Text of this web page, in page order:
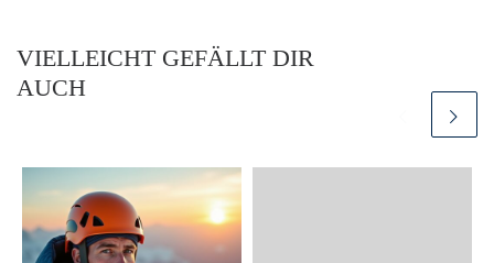
VIELLEICHT GEFÄLLT DIR
AUCH